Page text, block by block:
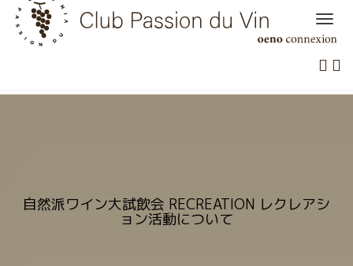
Skip
content
自然派ワイン大試飲会 RECREATION レクレアシ
ョン活動について